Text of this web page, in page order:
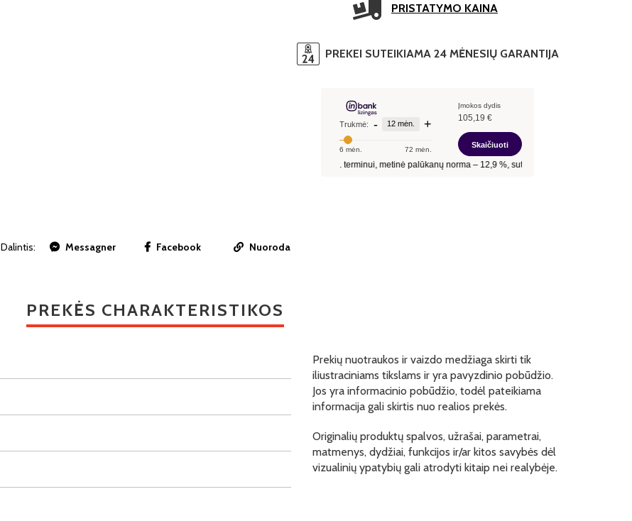
PRISTATYMO KAINA
PREKEI SUTEIKIAMA 24 MĖNESIŲ GARANTIJA
Dalintis: Messagner Facebook Nuoroda
PREKĖS CHARAKTERISTIKOS
Prekių nuotraukos ir vaizdo medžiaga skirti tik
iliustraciniams tikslams ir yra pavyzdinio pobūdžio.
Jos yra informacinio pobūdžio, todėl pateikiama
informacija gali skirtis nuo realios prekės.
Originalių produktų spalvos, užrašai, parametrai,
matmenys, dydžiai, funkcijos ir/ar kitos savybės dėl
vizualinių ypatybių gali atrodyti kitaip nei realybėje.